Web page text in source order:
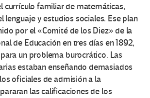
currículo familiar de matemáticas,
lenguaje y estudios sociales. Ese plan
por el «Comité de los Diez» de la
de Educación en tres días en 1892,
un problema burocrático. Las
estaban enseñando demasiados
oficiales de admisión a la
las calificaciones de los